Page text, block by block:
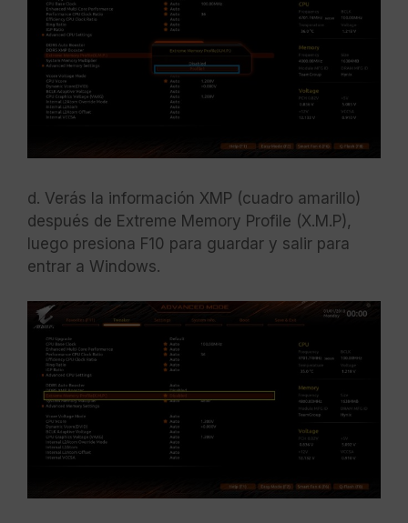
d. Verás la información XMP (cuadro amarillo)
después de Extreme Memory Profile (X.M.P),
luego presiona F10 para guardar y salir para
entrar a Windows.